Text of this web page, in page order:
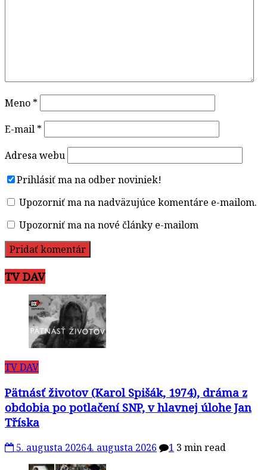
Meno *
E-mail *
Adresa webu
Prihlásiť ma na odber noviniek!
Upozorniť ma na nadväzujúce komentáre e-mailom.
Upozorniť ma na nové články e-mailom
TV DAV
TV DAV
Pätnásť životov (Karol Spišák, 1974), dráma z
obdobia po potlačení SNP, v hlavnej úlohe Jan
Tříska
5. augusta 20264. augusta 2026 1 3 min read